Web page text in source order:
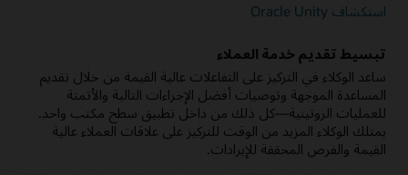
استكشاف Oracle Unity
تبسيط تقديم خدمة العملاء
ساعد الوكلاء في التركيز على التفاعلات عالية القيمة من خلال تقديم
المساعدة الموجهة وتوصيات أفضل الإجراءات التالية والأتمتة
للعمليات الروتينية—كل ذلك من داخل تطبيق سطح مكتب واحد.
يمتلك الوكلاء المزيد من الوقت للتركيز على علاقات العملاء عالية
القيمة والفرص المحققة للإيرادات.